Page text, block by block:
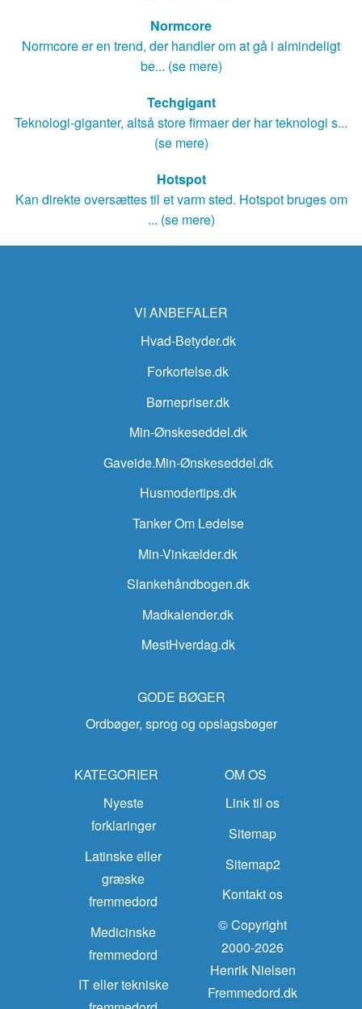
Normcore
Normcore er en trend, der handler om at gå i almindeligt
be... (se mere)
Techgigant
Teknologi-giganter, altså store firmaer der har teknologi s...
(se mere)
Hotspot
Kan direkte oversættes til et varm sted. Hotspot bruges om
... (se mere)
VI ANBEFALER
Hvad-Betyder.dk
Forkortelse.dk
Børnepriser.dk
Min-Ønskeseddel.dk
Gaveide.Min-Ønskeseddel.dk
Husmodertips.dk
Tanker Om Ledelse
Min-Vinkælder.dk
Slankehåndbogen.dk
Madkalender.dk
MestHverdag.dk
GODE BØGER
Ordbøger, sprog og opslagsbøger
KATEGORIER
Nyeste
forklaringer
Latinske eller
græske
fremmedord
Medicinske
fremmedord
IT eller tekniske
OM OS
Link til os
Sitemap
Sitemap2
Kontakt os
© Copyright
2000-2026
Henrik Nielsen
Fremmedord.dk